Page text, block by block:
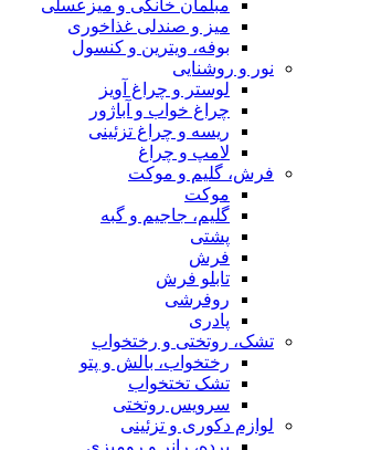
مبلمان خانگی و میزعسلی
میز و صندلی غذاخوری
بوفه، ویترین و کنسول
نور و روشنایی
لوستر و چراغ آویز
چراغ خواب و آباژور
ریسه و چراغ تزئینی
لامپ و چراغ
فرش، گلیم و موکت
موکت
گلیم، جاجیم و گبه
پشتی
فرش
تابلو فرش
روفرشی
پادری
تشک، روتختی و رختخواب
رختخواب، بالش و پتو
تشک تختخواب
سرویس روتختی
لوازم دکوری و تزئینی